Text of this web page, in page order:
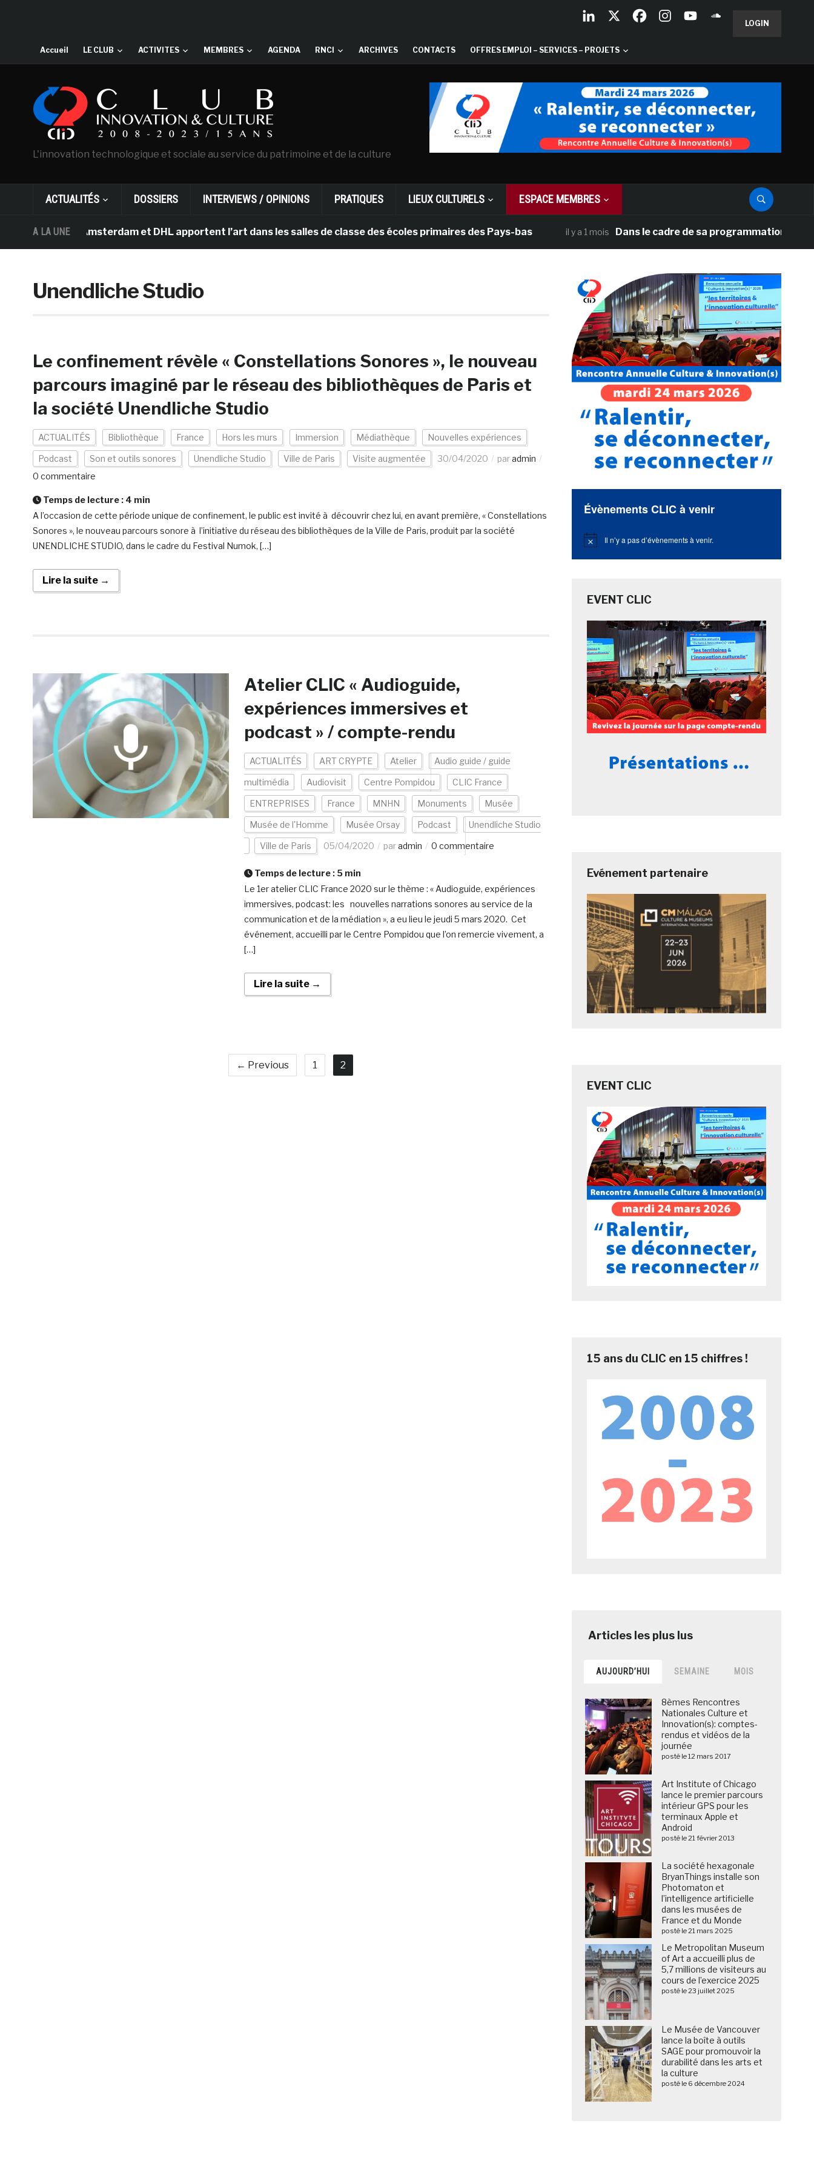
LOGIN
Accueil LE CLUB ACTIVITES MEMBRES AGENDA RNCI ARCHIVES CONTACTS OFFRES EMPLOI – SERVICES – PROJETS
L'innovation technologique et sociale au service du patrimoine et de la culture
ACTUALITÉS DOSSIERS INTERVIEWS / OPINIONS PRATIQUES LIEUX CULTURELS ESPACE MEMBRES
A LA UNE
Gogh d’Amsterdam et DHL apportent l’art dans les salles de classe des écoles primaires des Pays-bas il y a 1 mois Dans le cadre de sa programmation
Unendliche Studio
Le confinement révèle « Constellations Sonores », le nouveau
parcours imaginé par le réseau des bibliothèques de Paris et
la société Unendliche Studio
ACTUALITÉS Bibliothèque France Hors les murs Immersion Médiathèque Nouvelles expériences
Podcast Son et outils sonores Unendliche Studio Ville de Paris Visite augmentée 30/04/2020 paradmin
0 commentaire
Temps de lecture : 4 min
A l’occasion de cette période unique de confinement, le public est invité à découvrir chez lui, en avant première, « Constellations
Sonores », le nouveau parcours sonore à l’initiative du réseau des bibliothèques de la Ville de Paris, produit par la société
UNENDLICHE STUDIO, dans le cadre du Festival Numok, […]
Lire la suite →
Atelier CLIC « Audioguide,
expériences immersives et
podcast » / compte-rendu
ACTUALITÉS ART CRYPTE Atelier Audio guide / guide
multimédia Audiovisit Centre Pompidou CLIC France
ENTREPRISES France MNHN Monuments Musée
Musée de l'Homme Musée Orsay Podcast Unendliche Studio
Ville de Paris 05/04/2020 paradmin 0 commentaire
Temps de lecture : 5 min
Le 1er atelier CLIC France 2020 sur le thème : « Audioguide, expériences
immersives, podcast: les nouvelles narrations sonores au service de la
communication et de la médiation », a eu lieu le jeudi 5 mars 2020. Cet
événement, accueilli par le Centre Pompidou que l’on remercie vivement, a
[…]
Lire la suite →
← Previous 1 2
Évènements CLIC à venir
Notice Il n’y a pas d’évènements à venir.
EVENT CLIC
Evénement partenaire
EVENT CLIC
15 ans du CLIC en 15 chiffres !
AUJOURD’HUI SEMAINE MOIS
8èmes Rencontres
Nationales Culture et
Innovation(s): comptes-
rendus et vidéos de la
journée
posté le 12 mars 2017
Art Institute of Chicago
lance le premier parcours
intérieur GPS pour les
terminaux Apple et
Android
posté le 21 février 2013
La société hexagonale
BryanThings installe son
Photomaton et
l’intelligence artificielle
dans les musées de
France et du Monde
posté le 21 mars 2025
Le Metropolitan Museum
of Art a accueilli plus de
5,7 millions de visiteurs au
cours de l’exercice 2025
posté le 23 juillet 2025
Le Musée de Vancouver
lance la boîte à outils
SAGE pour promouvoir la
durabilité dans les arts et
la culture
posté le 6 décembre 2024